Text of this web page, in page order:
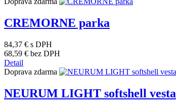
CREMORNE parka
84,37 € s DPH
68,59 € bez DPH
Detail
Doprava zdarma
NEURUM LIGHT softshell vesta